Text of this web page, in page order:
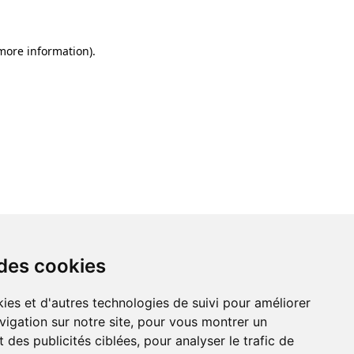
cookies
et d'autres technologies de suivi pour améliorer
sur notre site, pour vous montrer un
des publicités ciblées, pour analyser le trafic de
information).